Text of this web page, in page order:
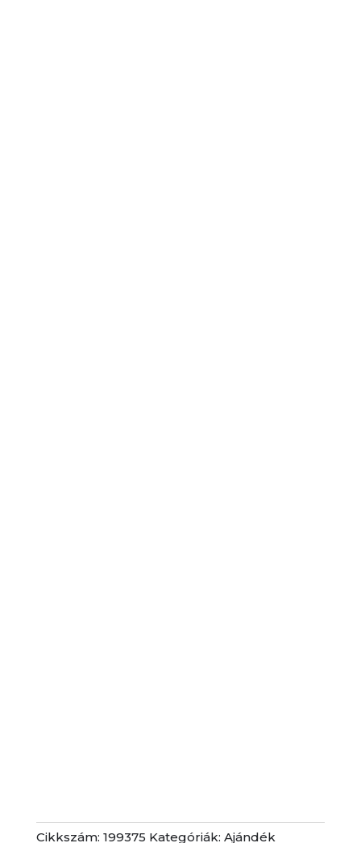
Cikkszám: 199375 Kategóriák: Ajándék